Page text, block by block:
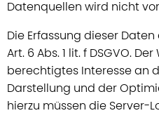
Datenquellen wird nicht
Die Erfassung dieser
Art. 6 Abs. 1 lit. f DSGVO.
berechtigtes Interesse an
Darstellung und der
hierzu müssen die Server-